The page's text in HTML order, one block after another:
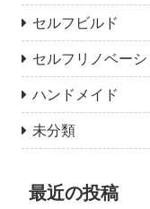
セルフビルド
セルフリノベーシ
ハンドメイド
未分類
最近の投稿